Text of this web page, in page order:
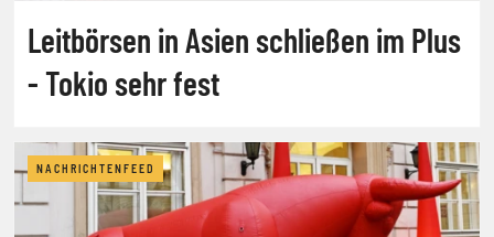
Leitbörsen in Asien schließen im Plus
- Tokio sehr fest
NACHRICHTENFEED